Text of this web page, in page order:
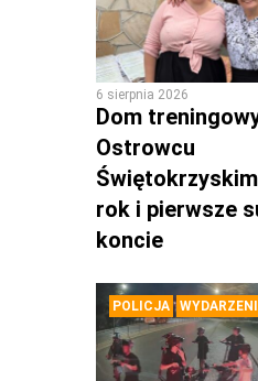
6 sierpnia 2026
Dom
Ostrowcu
rok i pierwsze
koncie
POLICJA